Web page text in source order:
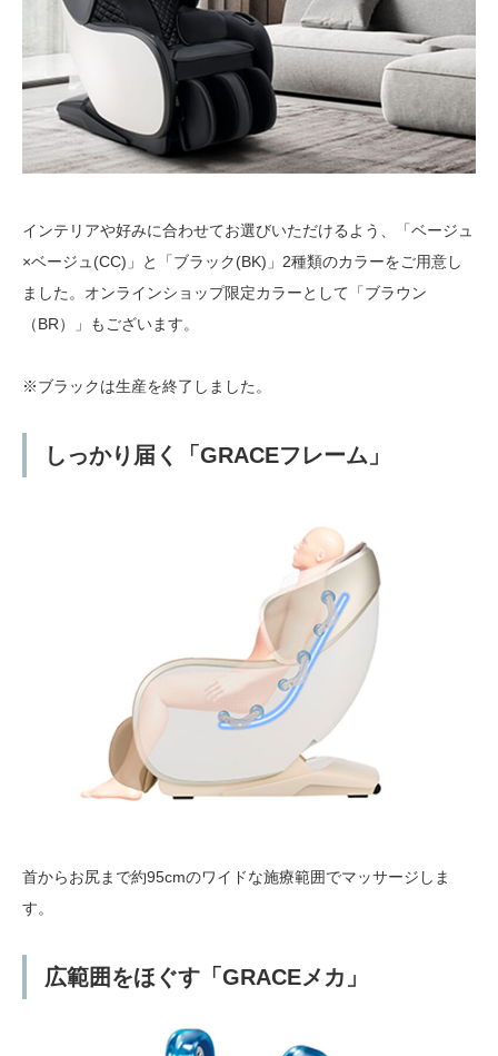
インテリアや好みに合わせてお選びいただけるよう、「ベージュ
×ベージュ(CC)」と「ブラック(BK)」2種類のカラーをご用意し
ました。オンラインショップ限定カラーとして「ブラウン
（BR）」もございます。
※ブラックは生産を終了しました。
しっかり届く「GRACEフレーム」
首からお尻まで約95cmのワイドな施療範囲でマッサージしま
す。
広範囲をほぐす「GRACEメカ」